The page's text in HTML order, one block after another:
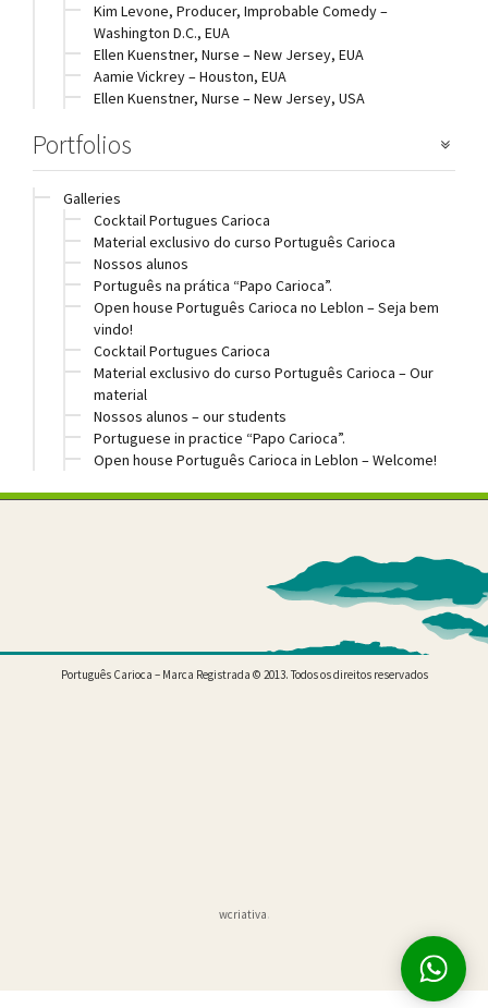
Kim Levone, Producer, Improbable Comedy –
Washington D.C., EUA
Ellen Kuenstner, Nurse – New Jersey, EUA
Aamie Vickrey – Houston, EUA
Ellen Kuenstner, Nurse – New Jersey, USA
Portfolios
Galleries
Cocktail Portugues Carioca
Material exclusivo do curso Português Carioca
Nossos alunos
Português na prática “Papo Carioca”.
Open house Português Carioca no Leblon – Seja bem
vindo!
Cocktail Portugues Carioca
Material exclusivo do curso Português Carioca – Our
material
Nossos alunos – our students
Portuguese in practice “Papo Carioca”.
Open house Português Carioca in Leblon – Welcome!
Português Carioca – Marca Registrada © 2013. Todos os direitos reservados
wcriativa.